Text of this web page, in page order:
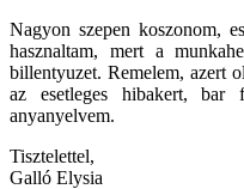
Nagyon szepen koszonom,
hasznaltam, mert a
billentyuzet. Remelem, azert
az esetleges hibakert,
anyanyelvem.
Tisztelettel,
Galló Elysia